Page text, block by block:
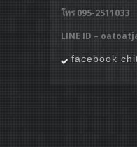
โทร 095-2511033
LINE ID –
facebook